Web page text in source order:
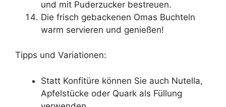
und mit Puderzucker bestreuen.
Die frisch gebackenen Omas Buchteln
warm servieren und genießen!
Tipps und Variationen:
Statt Konfitüre können Sie auch Nutella,
Apfelstücke oder Quark als Füllung